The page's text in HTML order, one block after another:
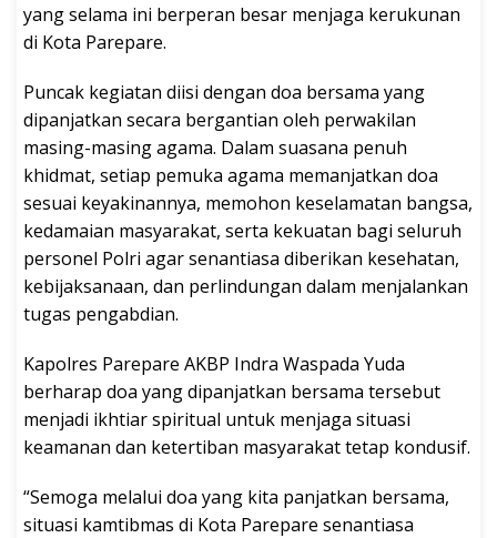
yang selama ini berperan besar menjaga kerukunan
di Kota Parepare.
Puncak kegiatan diisi dengan doa bersama yang
dipanjatkan secara bergantian oleh perwakilan
masing-masing agama. Dalam suasana penuh
khidmat, setiap pemuka agama memanjatkan doa
sesuai keyakinannya, memohon keselamatan bangsa,
kedamaian masyarakat, serta kekuatan bagi seluruh
personel Polri agar senantiasa diberikan kesehatan,
kebijaksanaan, dan perlindungan dalam menjalankan
tugas pengabdian.
Kapolres Parepare AKBP Indra Waspada Yuda
berharap doa yang dipanjatkan bersama tersebut
menjadi ikhtiar spiritual untuk menjaga situasi
keamanan dan ketertiban masyarakat tetap kondusif.
“Semoga melalui doa yang kita panjatkan bersama,
situasi kamtibmas di Kota Parepare senantiasa